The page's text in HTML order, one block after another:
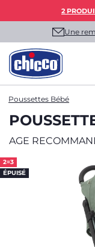
2
Une
Poussettes Bébé
AGE
2=3
ÉPUISÉ